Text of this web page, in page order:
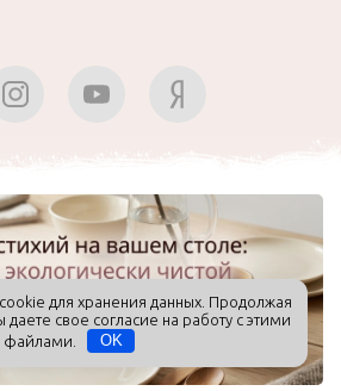
cookie для хранения данных. Продолжая
даете свое согласие на работу с этими
файлами.
OK